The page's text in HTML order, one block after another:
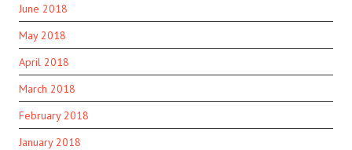
June 2018
May 2018
April 2018
March 2018
February 2018
January 2018